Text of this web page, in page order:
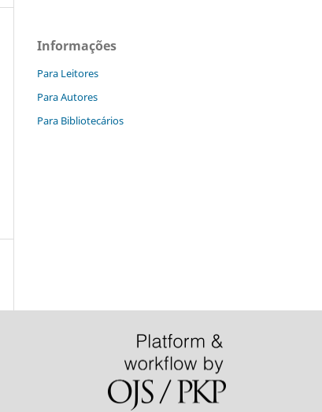
Informações
Para Leitores
Para Autores
Para Bibliotecários